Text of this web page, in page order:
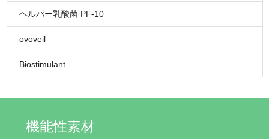
ヘルパー乳酸菌 PF-10
ovoveil
Biostimulant
機能性素材